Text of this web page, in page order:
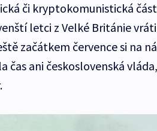
či kryptokomunistická
letci z Velké Británie
začátkem července si na
čas ani československá